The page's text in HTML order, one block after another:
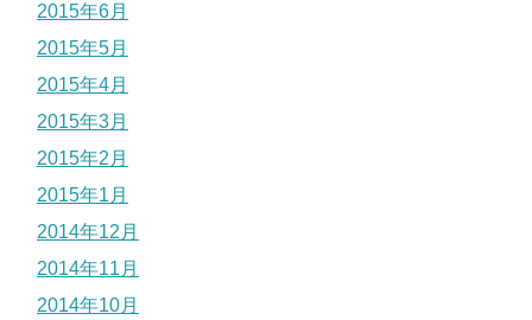
2015年6月
2015年5月
2015年4月
2015年3月
2015年2月
2015年1月
2014年12月
2014年11月
2014年10月